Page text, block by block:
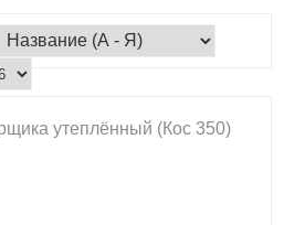
В КОРЗИНУ